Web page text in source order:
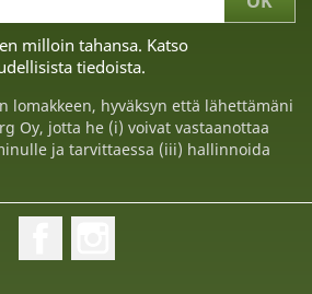
milloin tahansa. Katso
tiedoista.
lomakkeen, hyväksyn että lähettämäni
Oy, jotta he (i) voivat vastaanottaa
ja tarvittaessa (iii) hallinnoida